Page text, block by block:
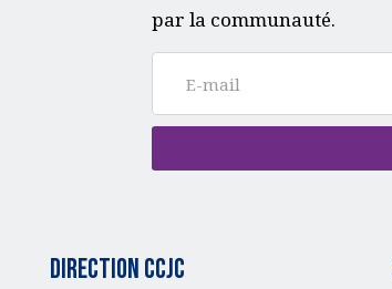
par la communauté.
Direction CCJC